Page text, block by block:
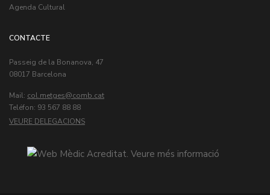
Agenda Cultural
CONTACTE
Passeig de la Bonanova, 47
08017 Barcelona
Mail: col.metges
Teléfon: 93 567 88 88
VEURE DELEGACIONS